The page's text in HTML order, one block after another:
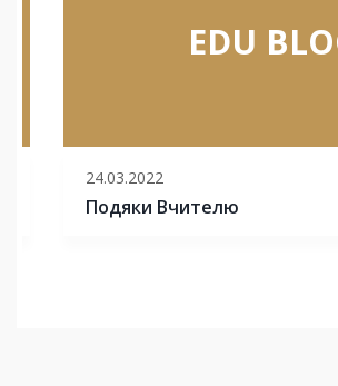
EDU BLOG
24.03.2022
Подяки Вчителю